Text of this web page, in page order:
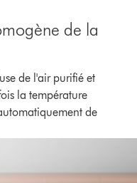
de la
de l'air purifié et
la température
de